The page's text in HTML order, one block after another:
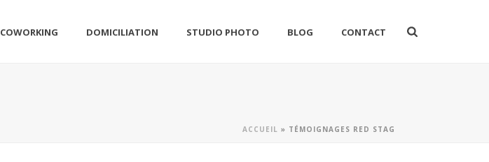
COWORKING DOMICILIATION STUDIO PHOTO BLOG CONTACT
ACCUEIL » TÉMOIGNAGES RED STAG